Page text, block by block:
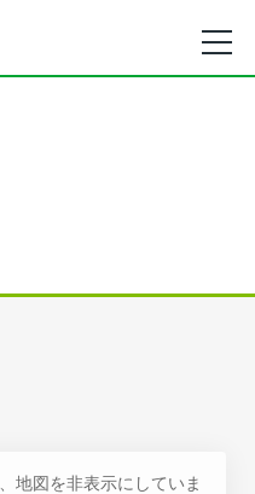
地図を非表示にしていま